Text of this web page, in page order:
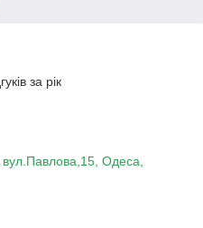
за рік
вул.Павлова,15, Одеса,